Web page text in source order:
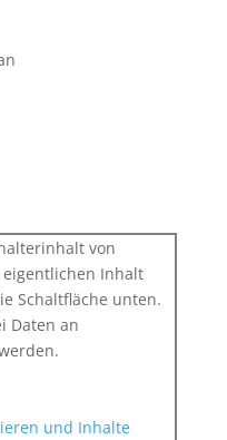
von
Inhalt
Schaltfläche unten.
Daten an
und Inhalte